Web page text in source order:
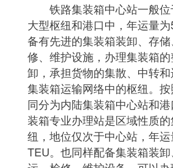
铁路集装箱中心站一般位
大型枢纽和港口中，年运量
备有先进的集装箱装卸、存
修、维护设施，办理集装箱
卸，承担货物的集散、中转
集装箱运输网络中的枢纽。
同分为内陆集装箱中心站和
装箱专业办理站是区域性质
纽，地位仅次于中心站，年
TEU。也同样配备集装箱装